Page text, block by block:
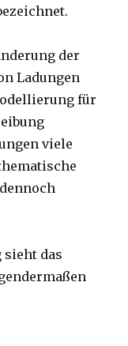
der
Ladungen
für
viele
das